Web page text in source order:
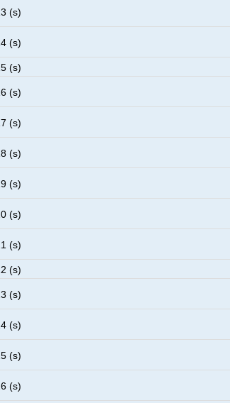
(s)
(s)
(s)
(s)
(s)
(s)
(s)
(s)
(s)
(s)
(s)
(s)
(s)
(s)